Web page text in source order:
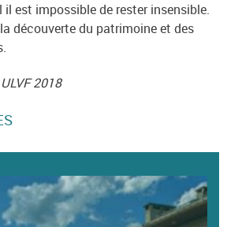
il est impossible de rester insensible.
découverte du patrimoine et des
2018